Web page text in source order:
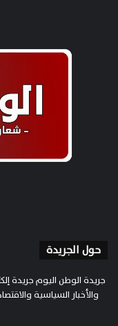
حول الجريدة
جريدة الوطن اليوم جريدة
والأخبار السياسية